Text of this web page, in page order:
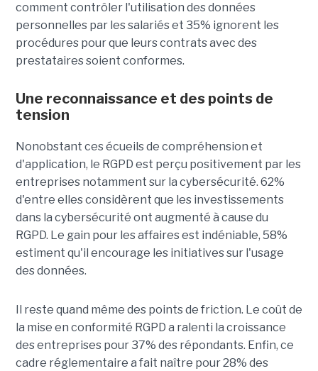
comment contrôler l'utilisation des données
personnelles par les salariés et 35% ignorent les
procédures pour que leurs contrats avec des
prestataires soient conformes.
Une reconnaissance et des points de
tension
Nonobstant ces écueils de compréhension et
d'application, le RGPD est perçu positivement par les
entreprises notamment sur la cybersécurité. 62%
d'entre elles considèrent que les investissements
dans la cybersécurité ont augmenté à cause du
RGPD. Le gain pour les affaires est indéniable, 58%
estiment qu'il encourage les initiatives sur l'usage
des données.
Il reste quand même des points de friction. Le coût de
la mise en conformité RGPD a ralenti la croissance
des entreprises pour 37% des répondants. Enfin, ce
cadre réglementaire a fait naître pour 28% des